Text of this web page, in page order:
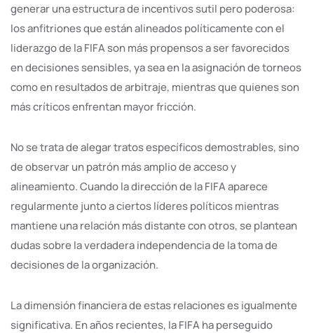
generar una estructura de incentivos sutil pero poderosa:
los anfitriones que están alineados políticamente con el
liderazgo de la FIFA son más propensos a ser favorecidos
en decisiones sensibles, ya sea en la asignación de torneos
como en resultados de arbitraje, mientras que quienes son
más críticos enfrentan mayor fricción.
No se trata de alegar tratos específicos demostrables, sino
de observar un patrón más amplio de acceso y
alineamiento. Cuando la dirección de la FIFA aparece
regularmente junto a ciertos líderes políticos mientras
mantiene una relación más distante con otros, se plantean
dudas sobre la verdadera independencia de la toma de
decisiones de la organización.
La dimensión financiera de estas relaciones es igualmente
significativa. En años recientes, la FIFA ha perseguido